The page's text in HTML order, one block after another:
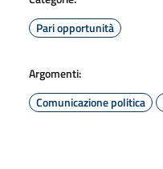
Pari opportunità
Argomenti:
Comunicazione politica